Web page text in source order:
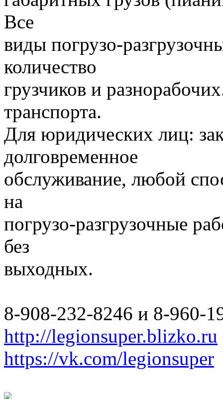
Все
виды погрузо-
количество
грузчиков и
транспорта.
Для юридических лиц:
долговременное
обслуживание, любой
на
погрузо-разгрузочные
без
выходных.
8-908-232-8246 и 8-960-
http://legionsuper.blizko.ru
https://vk.com/legionsuper